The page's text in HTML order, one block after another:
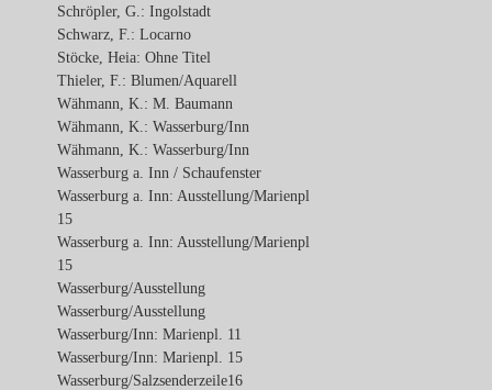
Schröpler, G.: Ingolstadt
Schwarz, F.: Locarno
Stöcke, Heia: Ohne Titel
Thieler, F.: Blumen/Aquarell
Wähmann, K.: M. Baumann
Wähmann, K.: Wasserburg/Inn
Wähmann, K.: Wasserburg/Inn
Wasserburg a. Inn / Schaufenster
Wasserburg a. Inn: Ausstellung/Marienpl
15
Wasserburg a. Inn: Ausstellung/Marienpl
15
Wasserburg/Ausstellung
Wasserburg/Ausstellung
Wasserburg/Inn: Marienpl. 11
Wasserburg/Inn: Marienpl. 15
Wasserburg/Salzsenderzeile16